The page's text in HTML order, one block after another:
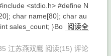
<stdio.h> #define N
char name[80]; char au
sales_count; }Bo
阅读全
江苏燕双鹰 阅读(15) 评论